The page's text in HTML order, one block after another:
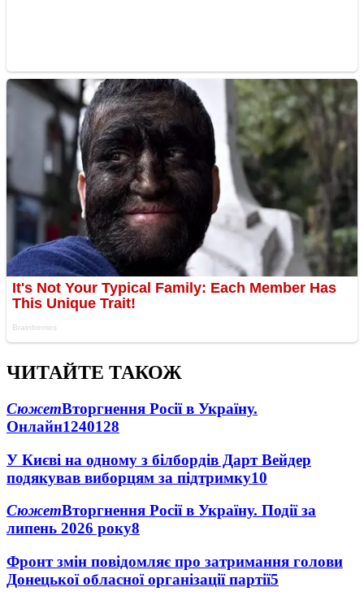
ЧИТАЙТЕ ТАКОЖ
СюжетВторгнення Росії в Україну.
Онлайн1240128
У Києві на одному з білбордів Дарт Вейдер
подякував виборцям за підтримку10
СюжетВторгнення Росії в Україну. Події за
липень 2026 року8
Фронт змін повідомляє про затримання голови
Донецької обласної організації партії5